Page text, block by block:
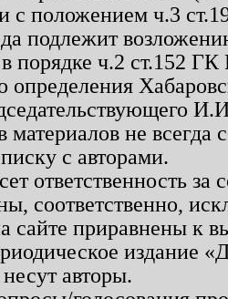
с положением ч.3
подлежит
порядке ч.2 ст.152
определения
материалов не
с авторами.
ответственность
соответственно,
сайте приравнены к
издание
авторы.